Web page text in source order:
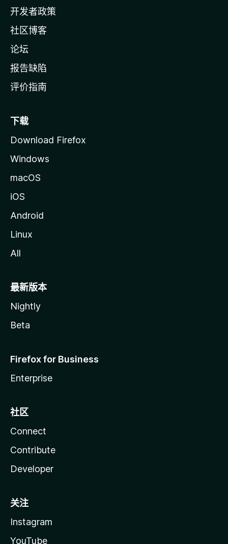
页
开发者政策
社区博客
论坛
报告缺陷
评价指南
下载
Download Firefox
Windows
macOS
iOS
Android
Linux
All
最新版本
Nightly
Beta
Firefox for Business
Enterprise
社区
Connect
Contribute
Developer
关注
Instagram
YouTube